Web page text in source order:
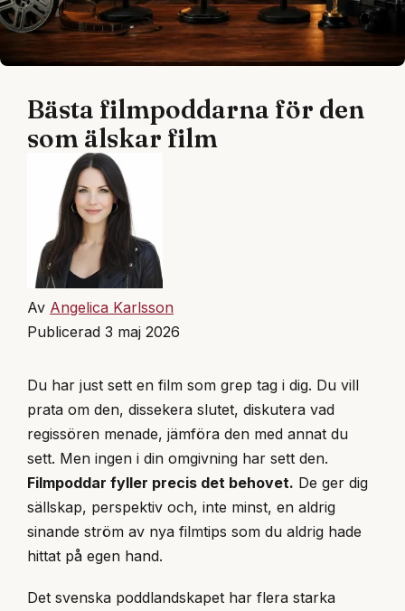
Bästa filmpoddarna för den
som älskar film
Av Angelica Karlsson
Publicerad 3 maj 2026
Du har just sett en film som grep tag i dig. Du vill
prata om den, dissekera slutet, diskutera vad
regissören menade, jämföra den med annat du
sett. Men ingen i din omgivning har sett den.
Filmpoddar fyller precis det behovet. De ger dig
sällskap, perspektiv och, inte minst, en aldrig
sinande ström av nya filmtips som du aldrig hade
hittat på egen hand.
Det svenska poddlandskapet har flera starka